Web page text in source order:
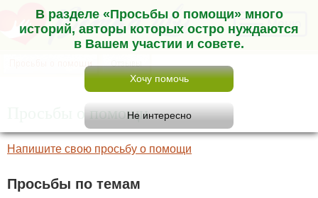
В разделе «Просьбы о помощи» много
историй, авторы которых остро нуждаются
в Вашем участии и совете.
Меню
Просьбы о помощи
Напишите свою просьбу о помощи
Просьбы по темам